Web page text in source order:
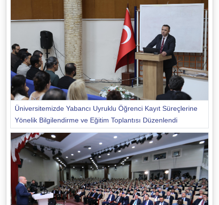
Üniversitemizde Yabancı Uyruklu Öğrenci Kayıt Süreçlerine
Yönelik Bilgilendirme ve Eğitim Toplantısı Düzenlendi